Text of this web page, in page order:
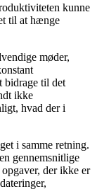
kunne
til at hænge
møder,
bidrage til det
ikke
hvad der i
i samme retning.
gennemsnitlige
der ikke er